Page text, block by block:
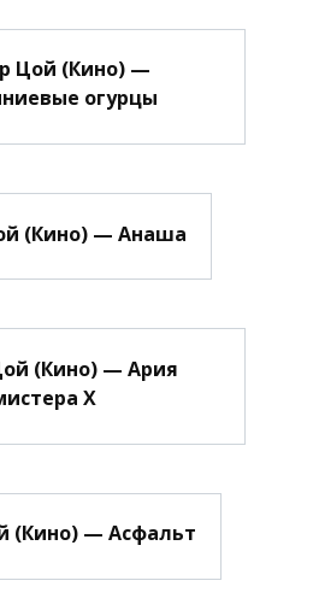
Цой (Кино) —
огурцы
(Кино) — Анаша
(Кино) — Ария
Х
(Кино) — Асфальт